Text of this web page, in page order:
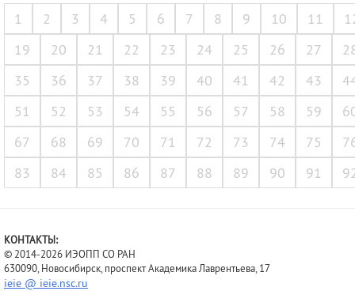
1 2 3 4 5 6 7 8 9 10 11
19
20 21 22 23 24 25 26 27
35
36 37 38 39 40 41 42 43
51
52 53 54 55 56 57 58 59
67
68 69 70 71 72 73 74 75
83
84 85 86 87 88 89 90 91
КОНТАКТЫ:
© 2014-2026 ИЭОПП СО РАН
630090, Новосибирск, проспект Академика Лаврентьева, 17
ieie @ ieie.nsc.ru